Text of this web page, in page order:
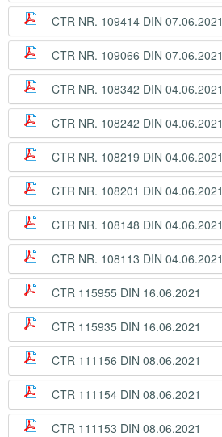
CTR NR. 109414 DIN 07.06.2021
CTR NR. 109066 DIN 07.06.2021
CTR NR. 108342 DIN 04.06.2021
CTR NR. 108242 DIN 04.06.2021
CTR NR. 108219 DIN 04.06.2021
CTR NR. 108201 DIN 04.06.2021
CTR NR. 108148 DIN 04.06.2021
CTR NR. 108113 DIN 04.06.2021
CTR 115955 DIN 16.06.2021
CTR 115935 DIN 16.06.2021
CTR 111156 DIN 08.06.2021
CTR 111154 DIN 08.06.2021
CTR 111153 DIN 08.06.2021